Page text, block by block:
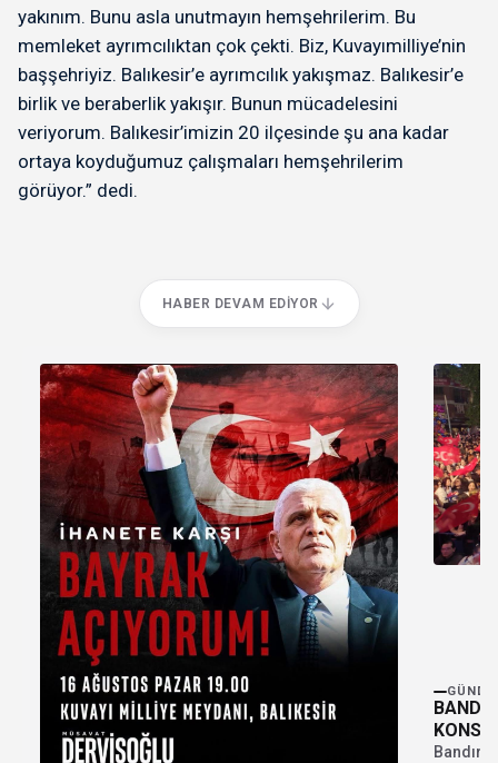
yakınım. Bunu asla unutmayın hemşehrilerim. Bu
memleket ayrımcılıktan çok çekti. Biz, Kuvayımilliye’nin
başşehriyiz. Balıkesir’e ayrımcılık yakışmaz. Balıkesir’e
birlik ve beraberlik yakışır. Bunun mücadelesini
veriyorum. Balıkesir’imizin 20 ilçesinde şu ana kadar
ortaya koyduğumuz çalışmaları hemşehrilerim
görüyor.” dedi.
HABER DEVAM EDIYOR